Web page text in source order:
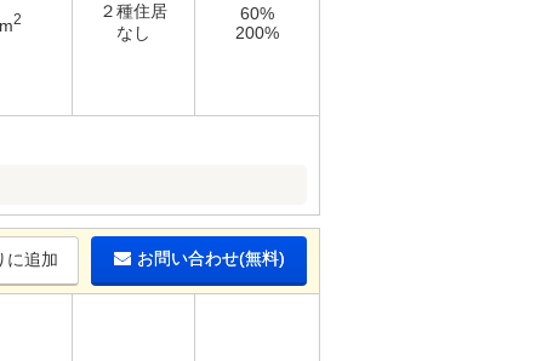
2
２種住居
なし
60%
200%
に追加 お問い合わせ(無料)